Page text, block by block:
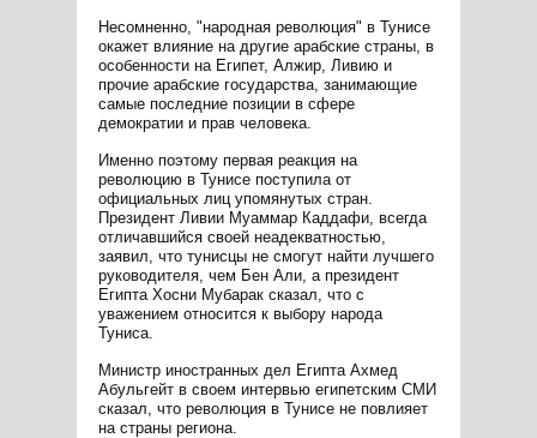
Несомненно, "народная революция" в Тунисе
окажет влияние на другие арабские страны, в
особенности на Египет, Алжир, Ливию и
прочие арабские государства, занимающие
самые последние позиции в сфере
демократии и прав человека.
Именно поэтому первая реакция на
революцию в Тунисе поступила от
официальных лиц упомянутых стран.
Президент Ливии Муаммар Каддафи, всегда
отличавшийся своей неадекватностью,
заявил, что тунисцы не смогут найти лучшего
руководителя, чем Бен Али, а президент
Египта Хосни Мубарак сказал, что с
уважением относится к выбору народа
Туниса.
Министр иностранных дел Египта Ахмед
Абульгейт в своем интервью египетским СМИ
сказал, что революция в Тунисе не повлияет
на страны региона.